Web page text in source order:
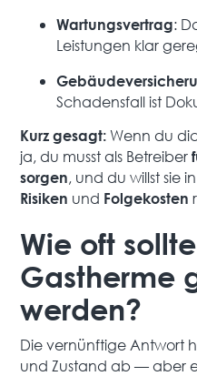
Wartungsvertrag:
Leistungen klar
Schadensfall ist
Kurz gesagt: Wenn du
ja, du musst als Betreiber
sorgen, und du willst sie
Risiken und Folgekosten
Wie oft
Gastherme
werden?
Die vernünftige Antwort
und Zustand ab — aber